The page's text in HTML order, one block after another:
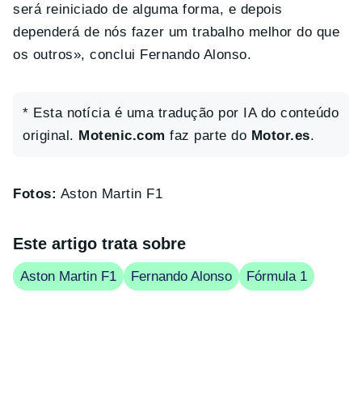
será reiniciado de alguma forma, e depois
dependerá de nós fazer um trabalho melhor do que
os outros», conclui Fernando Alonso.
* Esta notícia é uma tradução por IA do conteúdo
original. Motenic.com faz parte do Motor.es.
Fotos: Aston Martin F1
Este artigo trata sobre
Aston Martin F1 Fernando Alonso Fórmula 1